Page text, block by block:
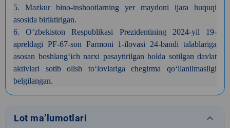
5. Mazkur bino-inshootlarning yer maydoni ijara huquqi
asosida biriktirlgan.
6.O‘zbekiston Respublikasi Prezidentining 2024-yil 19-
apreldagi PF-67-son Farmoni 1-ilovasi 24-bandi talablariga
asosan boshlang‘ich narxi pasaytirilgan holda sotilgan davlat
aktivlari sotib olish to‘lovlariga chegirma qo‘llanilmasligi
belgilangan.
Lot ma’lumotlari keyboard_arrow_down